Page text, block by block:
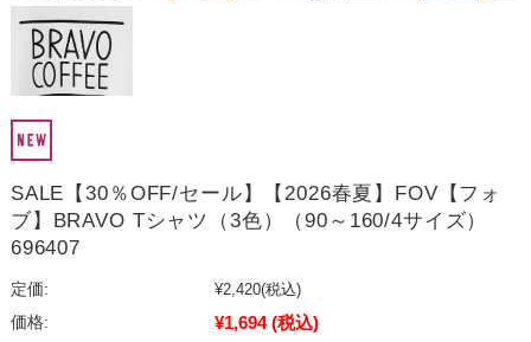
SALE【30％OFF/セール】【2026春夏】FOV【フォ
ブ】BRAVO Tシャツ（3色）（90～160/4サイズ）
696407
定価: ¥2,420(税込)
価格:
¥1,694 (税込)